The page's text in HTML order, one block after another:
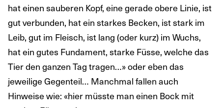
hat einen sauberen Kopf, eine gerade obere Linie, ist
gut verbunden, hat ein starkes Becken, ist stark im
Leib, gut im Fleisch, ist lang (oder kurz) im Wuchs,
hat ein gutes Fundament, starke Füsse, welche das
Tier den ganzen Tag tragen…» oder eben das
jeweilige Gegenteil… Manchmal fallen auch
Hinweise wie: «hier müsste man einen Bock mit